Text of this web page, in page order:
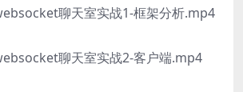
聊天室实战1-框架分析.mp4
聊天室实战2-客户端.mp4